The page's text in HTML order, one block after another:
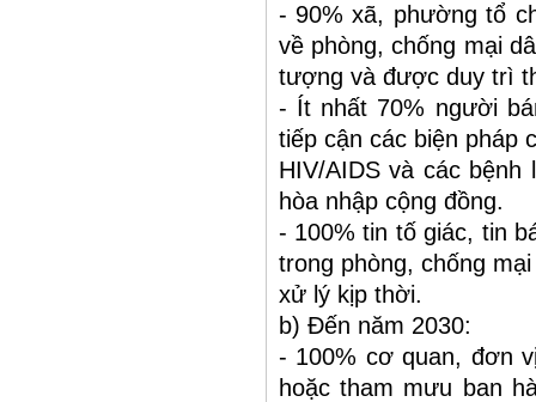
- 90% xã, phường tổ
về phòng, chống mại
tượng và được duy trì
- Ít nhất 70% người
tiếp cận các biện pháp
HIV/AIDS và các
hòa nhập cộng đồng.
- 100% tin tố giác, tin
trong phòng, chống
xử lý kịp thời.
b) Đến năm 2030:
- 100% cơ quan, đơn
hoặc tham mưu ban